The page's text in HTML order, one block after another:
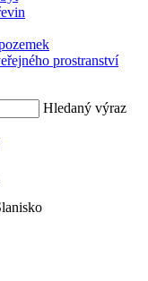
prostranství
Hledaný výraz